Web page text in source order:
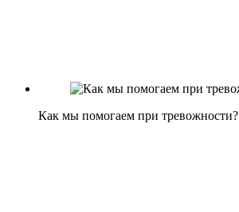
Как мы помогаем при тревожности?